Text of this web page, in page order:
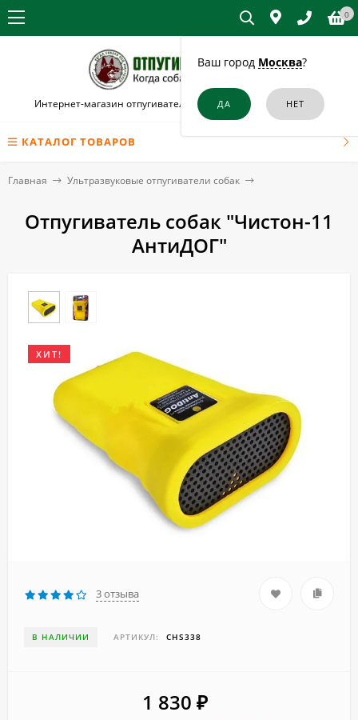
Ваш город Москва?
0
Интернет-магазин отпугивателей собак и кошек в Юрюзани
КАТАЛОГ ТОВАРОВ
Главная Ультразвуковые отпугиватели собак
Отпугиватель собак "Чистон-11
АнтиДОГ"
ХИТ!
3 отзыва
В НАЛИЧИИ АРТИКУЛ: CHS338
1 830 ₽